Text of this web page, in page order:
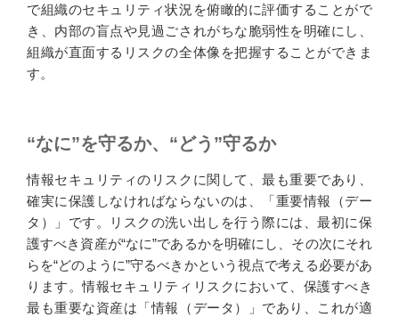
で組織のセキュリティ状況を俯瞰的に評価することがで
き、内部の盲点や見過ごされがちな脆弱性を明確にし、
組織が直面するリスクの全体像を把握することができま
す。
“なに”を守るか、“どう”守るか
情報セキュリティのリスクに関して、最も重要であり、
確実に保護しなければならないのは、「重要情報（デー
タ）」です。リスクの洗い出しを行う際には、最初に保
護すべき資産が“なに”であるかを明確にし、その次にそれ
らを“どのように”守るべきかという視点で考える必要があ
ります。情報セキュリティリスクにおいて、保護すべき
最も重要な資産は「情報（データ）」であり、これが適